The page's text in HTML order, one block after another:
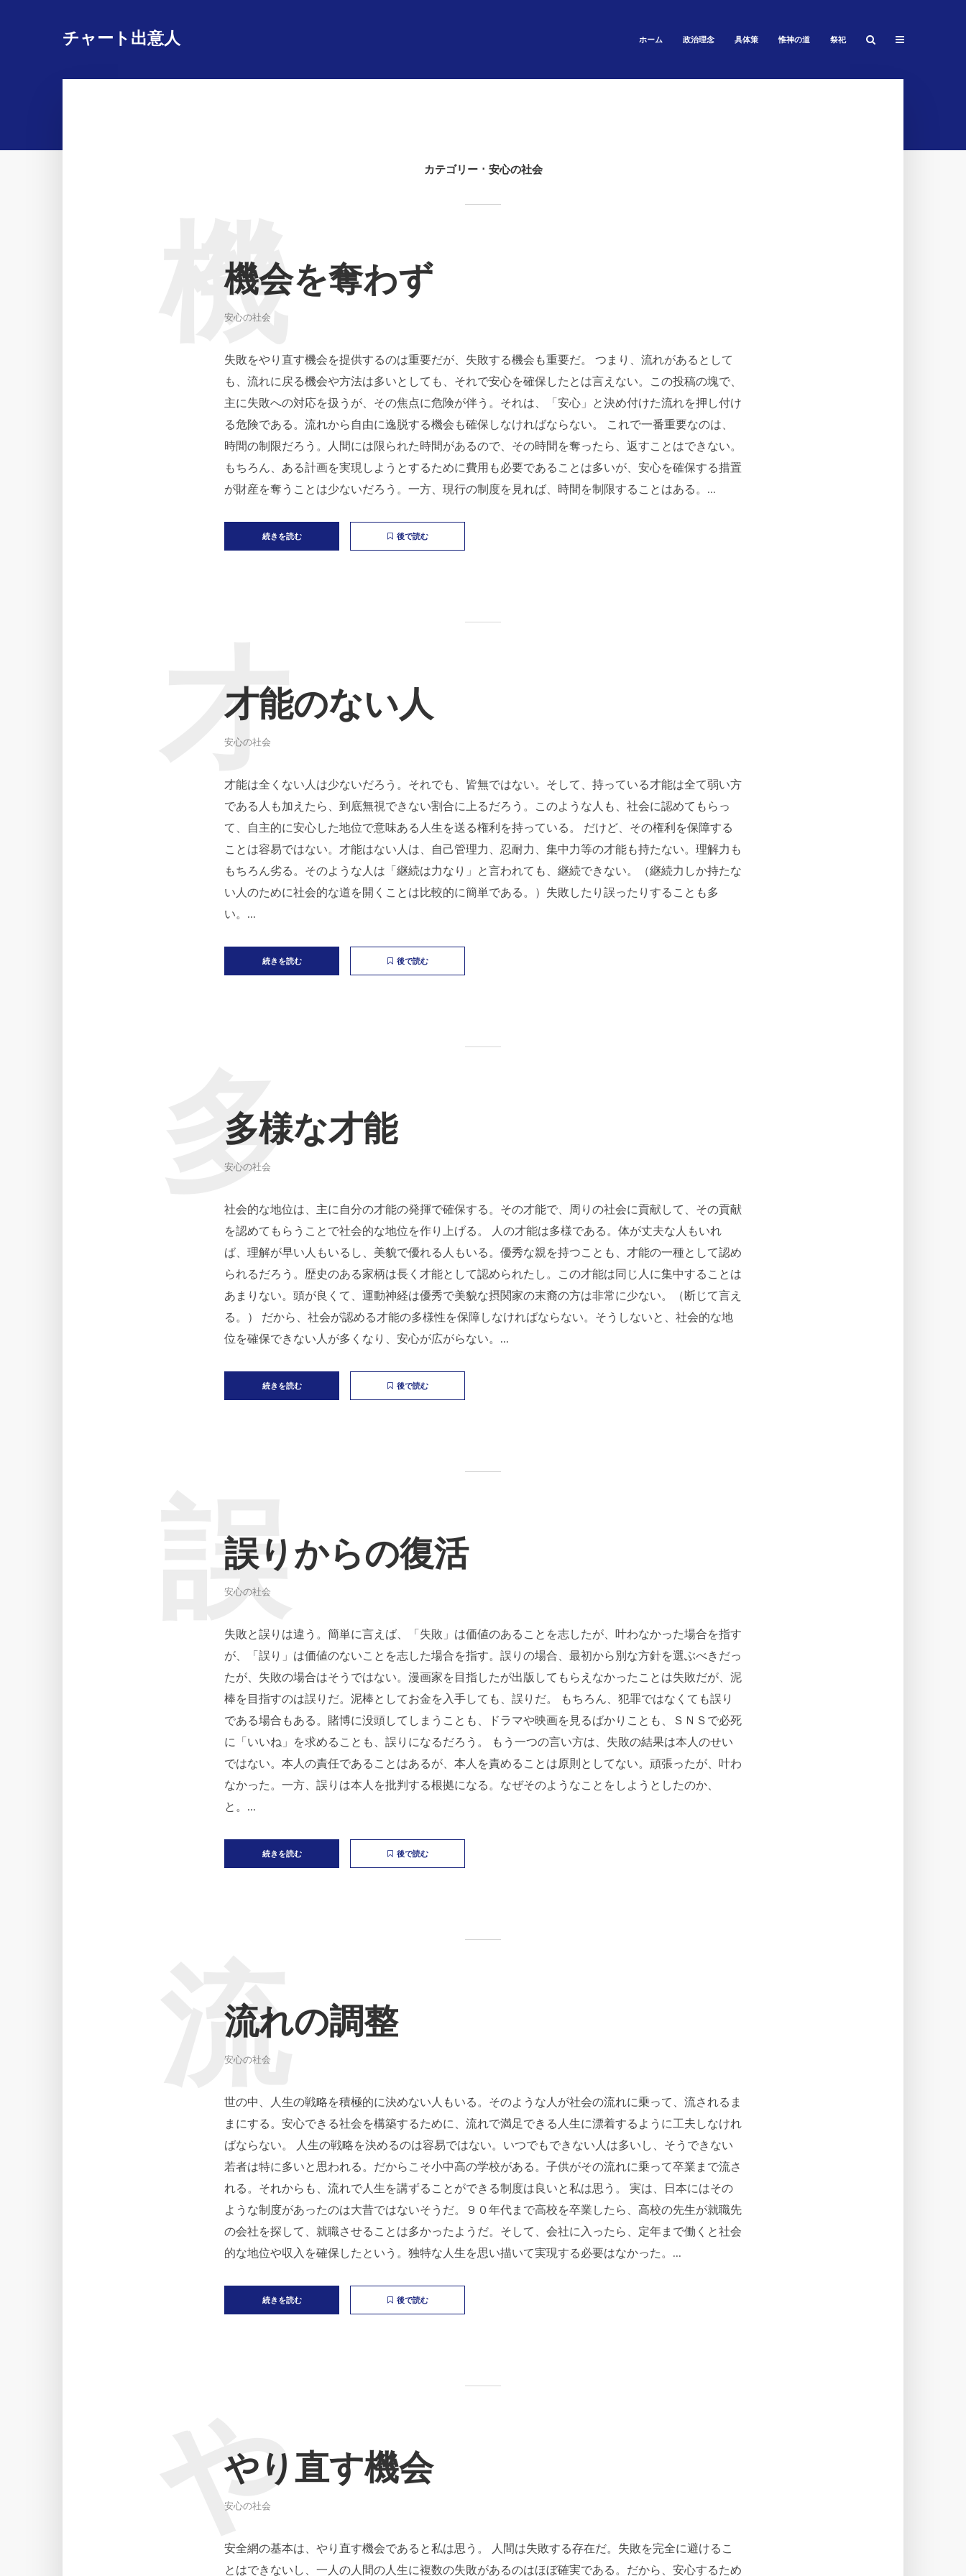
チャート出意人 ホーム 政治理念 具体策 惟神の道 祭祀
カテゴリー 安心の社会
機会を奪わず
安心の社会
機
失敗をやり直す機会を提供するのは重要だが、失敗する機会も重要だ。 つまり、流れがあるとして
も、流れに戻る機会や方法は多いとしても、それで安心を確保したとは言えない。この投稿の塊で、
主に失敗への対応を扱うが、その焦点に危険が伴う。それは、「安心」と決め付けた流れを押し付け
る危険である。流れから自由に逸脱する機会も確保しなければならない。 これで一番重要なのは、
時間の制限だろう。人間には限られた時間があるので、その時間を奪ったら、返すことはできない。
もちろん、ある計画を実現しようとするために費用も必要であることは多いが、安心を確保する措置
が財産を奪うことは少ないだろう。一方、現行の制度を見れば、時間を制限することはある。...
続きを読む 後で読む
才能のない人
安心の社会
才
才能は全くない人は少ないだろう。それでも、皆無ではない。そして、持っている才能は全て弱い方
である人も加えたら、到底無視できない割合に上るだろう。このような人も、社会に認めてもらっ
て、自主的に安心した地位で意味ある人生を送る権利を持っている。 だけど、その権利を保障する
ことは容易ではない。才能はない人は、自己管理力、忍耐力、集中力等の才能も持たない。理解力も
もちろん劣る。そのような人は「継続は力なり」と言われても、継続できない。（継続力しか持たな
い人のために社会的な道を開くことは比較的に簡単である。）失敗したり誤ったりすることも多
い。...
続きを読む 後で読む
多様な才能
安心の社会
多
社会的な地位は、主に自分の才能の発揮で確保する。その才能で、周りの社会に貢献して、その貢献
を認めてもらうことで社会的な地位を作り上げる。 人の才能は多様である。体が丈夫な人もいれ
ば、理解が早い人もいるし、美貌で優れる人もいる。優秀な親を持つことも、才能の一種として認め
られるだろう。歴史のある家柄は長く才能として認められたし。この才能は同じ人に集中することは
あまりない。頭が良くて、運動神経は優秀で美貌な摂関家の末裔の方は非常に少ない。（断じて言え
る。） だから、社会が認める才能の多様性を保障しなければならない。そうしないと、社会的な地
位を確保できない人が多くなり、安心が広がらない。...
続きを読む 後で読む
誤りからの復活
安心の社会
誤
失敗と誤りは違う。簡単に言えば、「失敗」は価値のあることを志したが、叶わなかった場合を指す
が、「誤り」は価値のないことを志した場合を指す。誤りの場合、最初から別な方針を選ぶべきだっ
たが、失敗の場合はそうではない。漫画家を目指したが出版してもらえなかったことは失敗だが、泥
棒を目指すのは誤りだ。泥棒としてお金を入手しても、誤りだ。 もちろん、犯罪ではなくても誤り
である場合もある。賭博に没頭してしまうことも、ドラマや映画を見るばかりことも、ＳＮＳで必死
に「いいね」を求めることも、誤りになるだろう。 もう一つの言い方は、失敗の結果は本人のせい
ではない。本人の責任であることはあるが、本人を責めることは原則としてない。頑張ったが、叶わ
なかった。一方、誤りは本人を批判する根拠になる。なぜそのようなことをしようとしたのか、
と。...
続きを読む 後で読む
流れの調整
安心の社会
流
世の中、人生の戦略を積極的に決めない人もいる。そのような人が社会の流れに乗って、流されるま
まにする。安心できる社会を構築するために、流れで満足できる人生に漂着するように工夫しなけれ
ばならない。 人生の戦略を決めるのは容易ではない。いつでもできない人は多いし、そうできない
若者は特に多いと思われる。だからこそ小中高の学校がある。子供がその流れに乗って卒業まで流さ
れる。それからも、流れで人生を講ずることができる制度は良いと私は思う。 実は、日本にはその
ような制度があったのは大昔ではないそうだ。９０年代まで高校を卒業したら、高校の先生が就職先
の会社を探して、就職させることは多かったようだ。そして、会社に入ったら、定年まで働くと社会
的な地位や収入を確保したという。独特な人生を思い描いて実現する必要はなかった。...
続きを読む 後で読む
やり直す機会
安心の社会
や
安全網の基本は、やり直す機会であると私は思う。 人間は失敗する存在だ。失敗を完全に避けるこ
とはできないし、一人の人間の人生に複数の失敗があるのはほぼ確実である。だから、安心するため